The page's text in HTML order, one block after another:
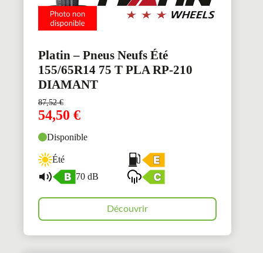
Platin – Pneus Neufs Été
155/65R14 75 T PLA RP-210
DIAMANT
87,52€
54,50 €
Disponible
Été
70 dB
Découvrir